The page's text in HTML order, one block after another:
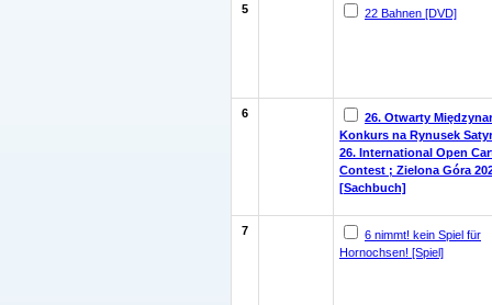
5 22 Bahnen [DVD]
6
26. Otwarty
Konkurs na Rynusek
26. International Open
Contest ; Zielona Góra
[Sachbuch]
7
6 nimmt! kein Spiel für
Hornochsen! [Spiel]